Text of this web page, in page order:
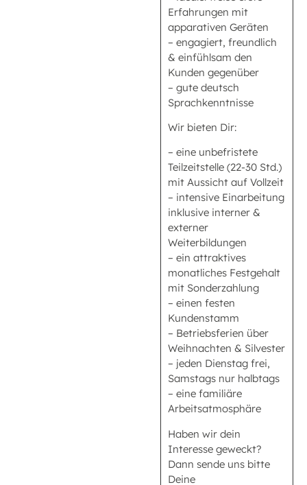
Erfahrungen mit
apparativen Geräten
– engagiert, freundlich
& einfühlsam den
Kunden gegenüber
– gute deutsch
Sprachkenntnisse
Wir bieten Dir:
– eine unbefristete
Teilzeitstelle (22-30 Std.)
mit Aussicht auf Vollzeit
– intensive Einarbeitung
inklusive interner &
externer
Weiterbildungen
– ein attraktives
monatliches Festgehalt
mit Sonderzahlung
– einen festen
Kundenstamm
– Betriebsferien über
Weihnachten & Silvester
– jeden Dienstag frei,
Samstags nur halbtags
– eine familiäre
Arbeitsatmosphäre
Haben wir dein
Interesse geweckt?
Dann sende uns bitte
Deine